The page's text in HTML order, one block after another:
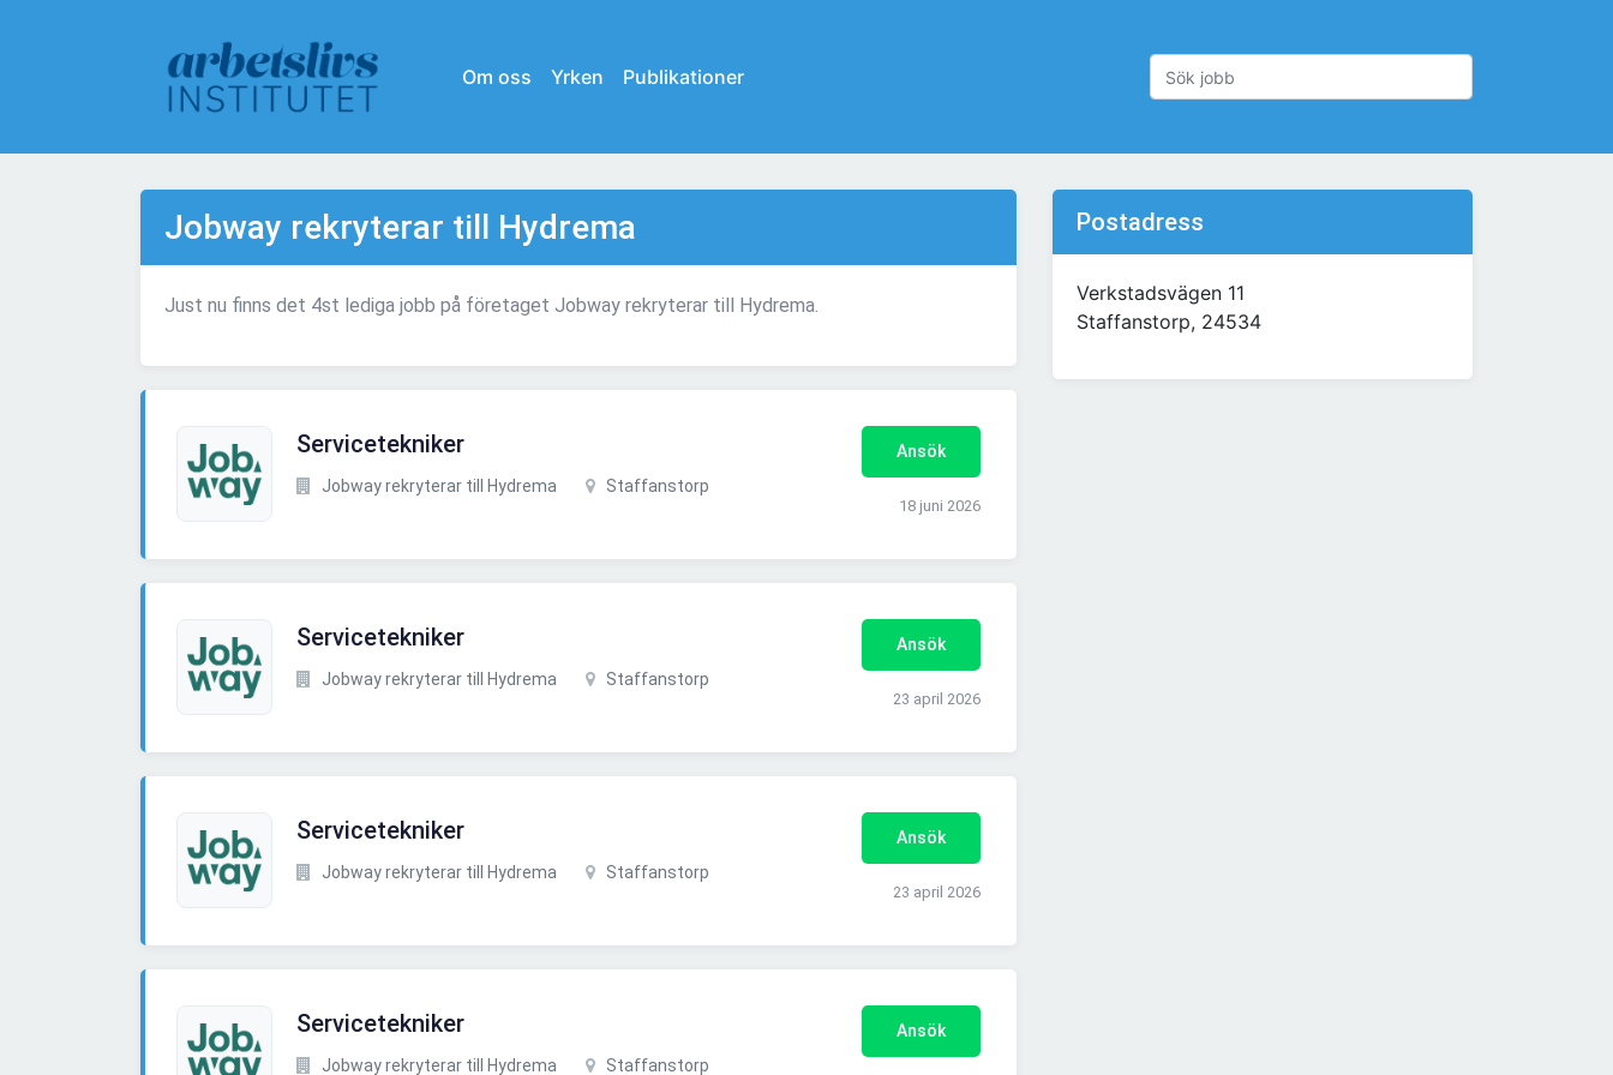
Om oss Yrken Publikationer
Jobway rekryterar till Hydrema
Just nu finns det 4st lediga jobb på företaget Jobway rekryterar till Hydrema.
Servicetekniker
Jobway rekryterar till Hydrema Staffanstorp
Ansök
18 juni 2026
Servicetekniker
Jobway rekryterar till Hydrema Staffanstorp
Ansök
23 april 2026
Servicetekniker
Jobway rekryterar till Hydrema Staffanstorp
Ansök
23 april 2026
Servicetekniker
Jobway rekryterar till Hydrema Staffanstorp
Ansök
Postadress
Verkstadsvägen 11
Staffanstorp, 24534